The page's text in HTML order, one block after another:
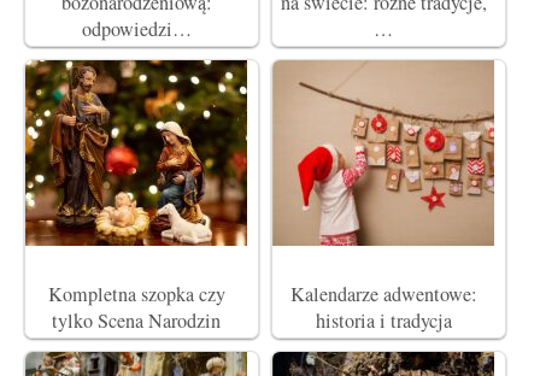
odpowiedzi…
…
Kompletna szopka czy
tylko Scena Narodzin
Kalendarze adwentowe:
historia i tradycja